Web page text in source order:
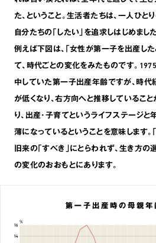
た､ということ。生活者たちは､一人ひと
自分たちの｢したい｣を追求しはじめました
例えば下図は､｢女性が第一子を出産し
て､時代ごとの変化をみたものです。
中していた第一子出産年齢ですが､時代
が低くなり､右方向へと推移していること
り､出産･子育てというライフステージ
薄になっているということを意味します
旧来の｢すべき｣にとらわれず､生き方の
の変化のおおもとにあります。